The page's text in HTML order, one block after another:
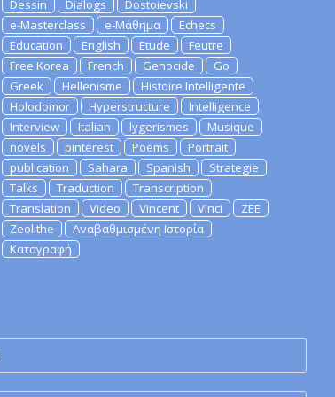
Dessin
Dialogs
Dostoievski
e-Masterclass
e-Μάθημα
Echecs
Education
English Etude
Feutre
Free Korea
French Genocide
Go
Greek
Hellenisme
Histoire Intelligente
Holodomor
Hyperstructure
Intelligence
Interview
Italian lygerismes
Musique
novels
pinterest Poems
Portrait
publication
Sahara Spanish
Strategie
Talks
Traduction
Transcription
Translation
Video Vincent Vinci
ZEE
Zeolithe
Αναβαθμισμένη Ιστορία
Καταγραφή